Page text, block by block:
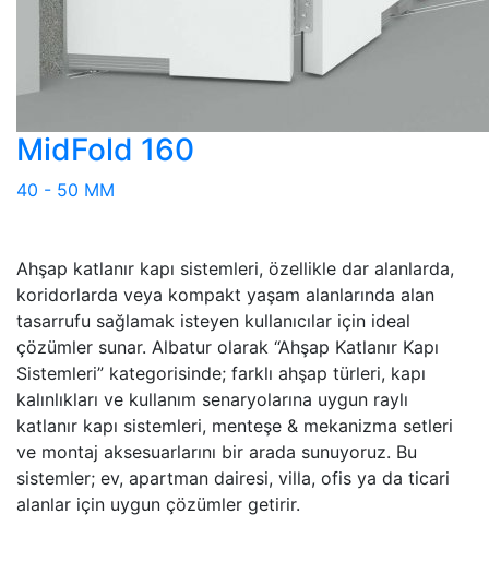
MidFold 160
40 - 50 MM
Ahşap katlanır kapı sistemleri, özellikle dar alanlarda,
koridorlarda veya kompakt yaşam alanlarında alan
tasarrufu sağlamak isteyen kullanıcılar için ideal
çözümler sunar. Albatur olarak “Ahşap Katlanır Kapı
Sistemleri” kategorisinde; farklı ahşap türleri, kapı
kalınlıkları ve kullanım senaryolarına uygun raylı
katlanır kapı sistemleri, menteşe & mekanizma setleri
ve montaj aksesuarlarını bir arada sunuyoruz. Bu
sistemler; ev, apartman dairesi, villa, ofis ya da ticari
alanlar için uygun çözümler getirir.